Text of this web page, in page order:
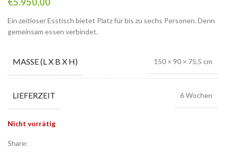
€5.950,00
Ein zeitloser Esstisch bietet Platz für bis zu sechs Personen. Denn
gemeinsam essen verbindet.
MASSE (L X B X H) 150 × 90 × 75,5 cm
LIEFERZEIT 6 Wochen
Nicht vorrätig
Share: